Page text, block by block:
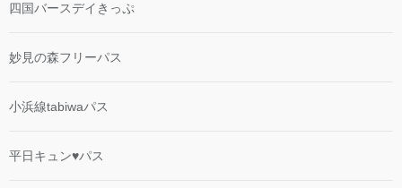
四国バースデイきっぷ
妙見の森フリーパス
小浜線tabiwaパス
平日キュン♥パス